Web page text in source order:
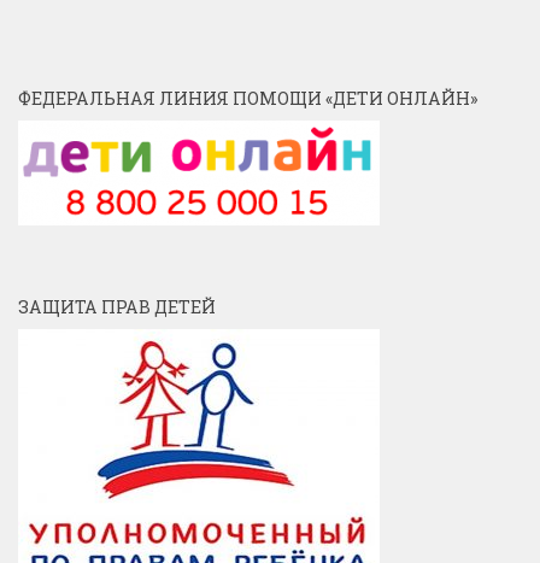
ФЕДЕРАЛЬНАЯ ЛИНИЯ ПОМОЩИ «ДЕТИ ОНЛАЙН»
ЗАЩИТА ПРАВ ДЕТЕЙ